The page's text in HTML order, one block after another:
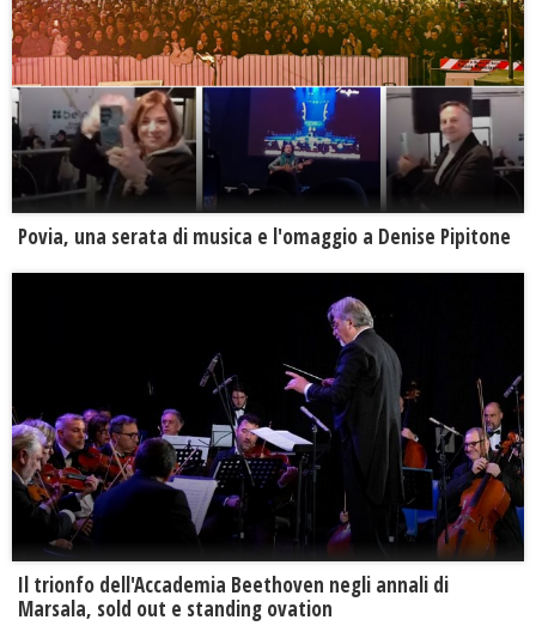
Povia, una serata di musica e l'omaggio a Denise Pipitone
Il trionfo dell'Accademia Beethoven negli annali di
Marsala, sold out e standing ovation